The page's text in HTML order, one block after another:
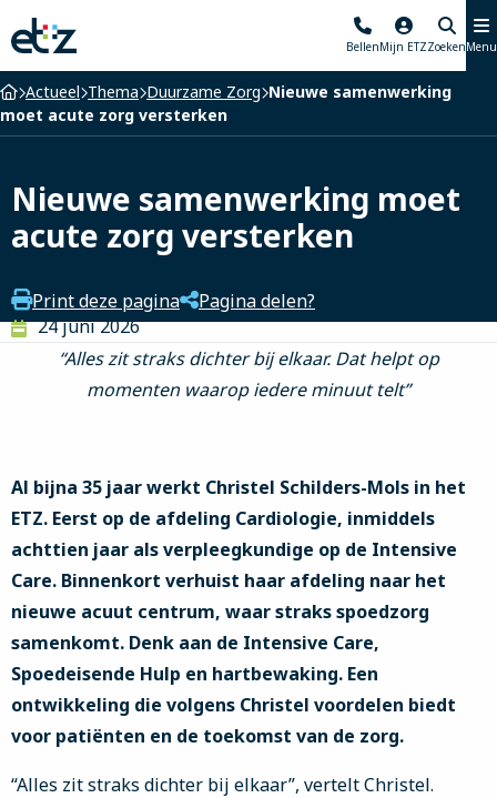
Elisabeth-
TweeSteden
Ziekenhuis
BellenMijn ETZZoekenMenu
Home
Actueel Thema Duurzame Zorg Nieuwe samenwerking
moet acute zorg versterken
Nieuwe samenwerking moet
acute zorg versterken
Print deze pagina
Pagina delen?
24 juni 2026
“Alles zit straks dichter bij elkaar. Dat helpt op
momenten waarop iedere minuut telt”
Al bijna 35 jaar werkt Christel Schilders-Mols in het
ETZ. Eerst op de afdeling Cardiologie, inmiddels
achttien jaar als verpleegkundige op de Intensive
Care. Binnenkort verhuist haar afdeling naar het
nieuwe acuut centrum, waar straks spoedzorg
samenkomt. Denk aan de Intensive Care,
Spoedeisende Hulp en hartbewaking. Een
ontwikkeling die volgens Christel voordelen biedt
voor patiënten en de toekomst van de zorg.
“Alles zit straks dichter bij elkaar”, vertelt Christel.